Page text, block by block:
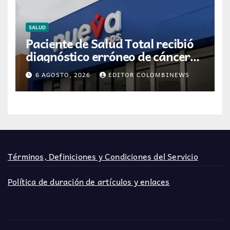
SALUD
Paciente de Salud Total recibió
diagnóstico erróneo de cáncer
por resultados de otra persona
6 AGOSTO, 2026 EDITOR COLOMBINEWS
Términos, Definiciones y Condiciones del Servicio
Política de duración de artículos y enlaces